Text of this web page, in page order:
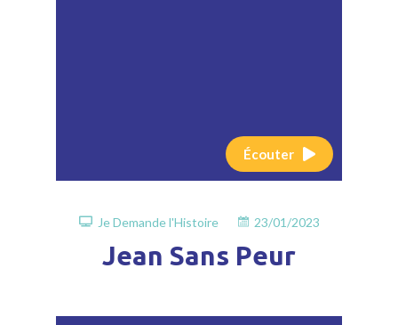
Écouter
Je Demande l'Histoire 23/01/2023
Jean Sans Peur